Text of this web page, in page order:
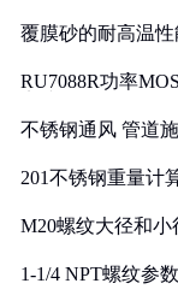
覆膜砂的耐高温
RU7088R功率
不锈钢通风 管道
201不锈钢重量计
M20螺纹大径和小
1-1/4 NPT螺纹参